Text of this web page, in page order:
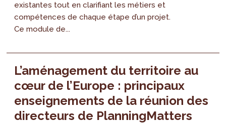
existantes tout en clarifiant les métiers et
compétences de chaque étape d’un projet.
Ce module de...
L’aménagement du territoire au
cœur de l’Europe : principaux
enseignements de la réunion des
directeurs de PlanningMatters